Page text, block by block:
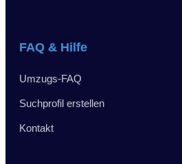
FAQ & Hilfe
Umzugs-FAQ
Suchprofil erstellen
Kontakt